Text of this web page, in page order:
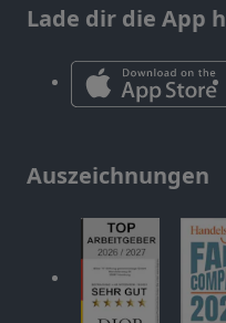
Lade dir die App
Auszeichnungen